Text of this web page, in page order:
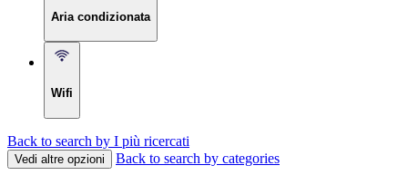
Aria condizionata
Wifi
Back to search by I più ricercati
Vedi altre opzioni Back to search by categories